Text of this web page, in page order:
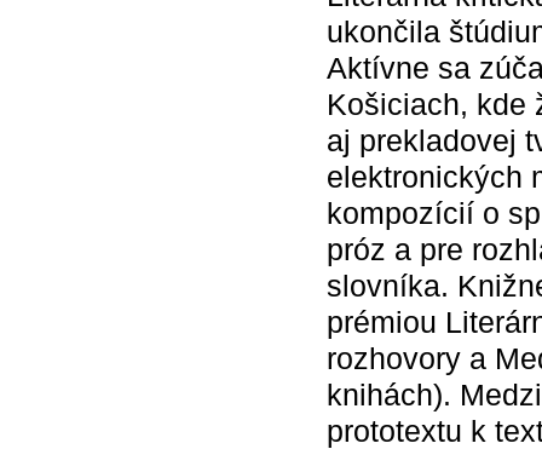
ukončila
Aktívne sa
Košiciach, kde
aj prekladovej
elektronických
kompozícií o
próz a pre
slovníka.
prémiou
rozhovory a
knihách).
prototextu k